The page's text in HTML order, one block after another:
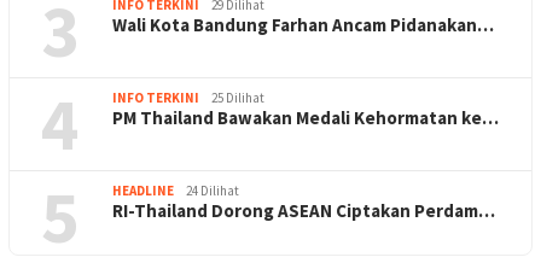
3 INFO TERKINI 29 Dilihat
Wali Kota Bandung Farhan Ancam Pidanakan…
4 INFO TERKINI 25 Dilihat
PM Thailand Bawakan Medali Kehormatan ke…
5 HEADLINE 24 Dilihat
RI-Thailand Dorong ASEAN Ciptakan Perdam…